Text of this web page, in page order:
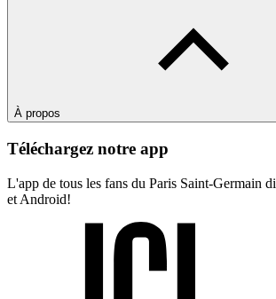
À propos
Téléchargez notre app
L'app de tous les fans du Paris Saint-Germain
et Android!